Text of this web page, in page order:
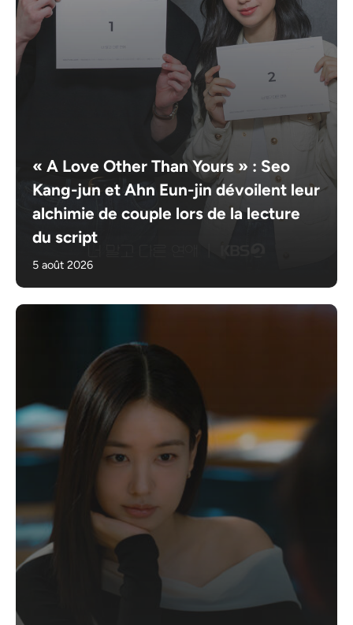
« A Love Other Than Yours » : Seo
Kang-jun et Ahn Eun-jin dévoilent leur
alchimie de couple lors de la lecture
du script
5 août 2026